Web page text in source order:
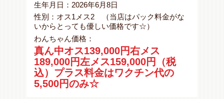
生年月日： 2026年6月8日
性別： オス1メス2 （当店はパック料金がな
いからとっても優しい価格です☆）
わんちゃん価格：
真ん中オス139,000円右メス
189,000円左メス159,000円（税
込）プラス料金はワクチン代の
5,500円のみ☆